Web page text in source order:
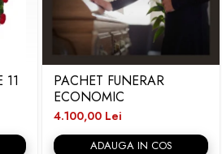
PACHET FUNERAR
ECONOMIC
4.100,00 Lei
ADAUGA IN COS